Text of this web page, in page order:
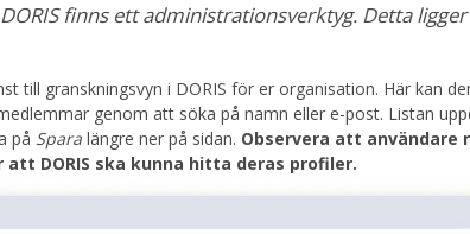
finns ett administrationsverktyg. Detta
till granskningsvyn i DORIS för er organisation. Här kan
genom att söka på namn eller e-post. Listan
på Spara längre ner på sidan. Observera att användare
DORIS ska kunna hitta deras profiler.